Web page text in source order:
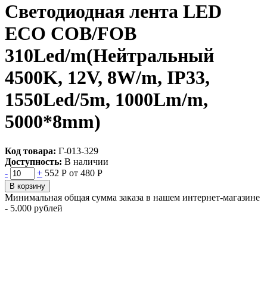
Светодиодная лента LED
ECO COB/FOB
310Led/m(Нейтральный
4500K, 12V, 8W/m, IP33,
1550Led/5m, 1000Lm/m,
5000*8mm)
Код товара: Г-013-329
Доступность: В наличии
-
+ 552 Р от 480 Р
В корзину
Минимальная общая сумма заказа в нашем интернет-магазине
- 5.000 рублей